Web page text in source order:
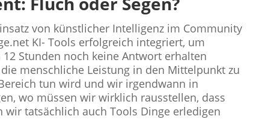
von künstlicher Intelligenz im Community
KI- Tools erfolgreich integriert, um
Stunden noch keine Antwort erhalten
menschliche Leistung in den Mittelpunkt zu
tun wird und wir irgendwann in
wo müssen wir wirklich rausstellen, dass
tatsächlich auch Tools Dinge erledigen